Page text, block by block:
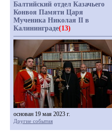
Балтийский отдел Казачьего
Конвоя Памяти Царя
Мученика Николая II в
Калининграде(13)
основан 19 мая 2023 г.
Другие события